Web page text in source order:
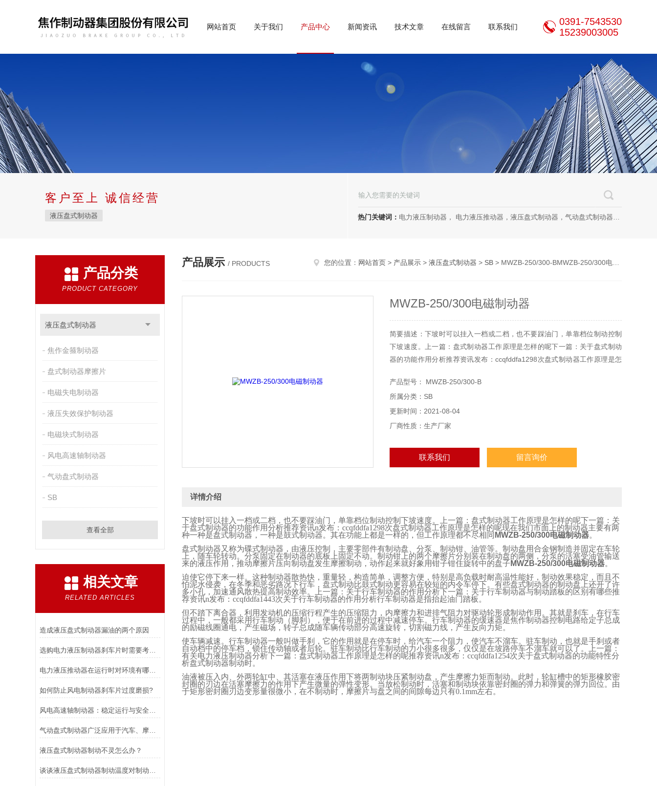
网站首页 关于我们 产品中心 新闻资讯 技术文章 在线留言 联系我们
0391-7543530
15239003005
客户至上 诚信经营
液压盘式制动器 热门关键词： 电力液压制动器， 电力液压推动器，液压盘式制动器，气动盘式制动器，刹车片，焦作制动器股份有限公司，焦作金箍制动器，焦作金箍临瑞制动器股份有限公司
产品分类
PRODUCT CATEGORY
液压盘式制动器
焦作金箍制动器
盘式制动器摩擦片
电磁失电制动器
液压失效保护制动器
电磁块式制动器
风电高速轴制动器
气动盘式制动器
SB
查看全部
相关文章
RELATED ARTICLES
造成液压盘式制动器漏油的两个原因
选购电力液压制动器刹车片时需要考虑的问题有哪些？
电力液压推动器在运行时对环境有哪些要求？
如何防止风电制动器刹车片过度磨损?
气动盘式制动器广泛应用于汽车、摩托车和自行车等交通工具中
液压盘式制动器制动不灵怎么办？
产品展示 / PRODUCTS 您的位置： 网站首页 > 产品展示 > 液压盘式制动器 > SB > MWZB-250/300-BMWZB-250/300电磁制动器
MWZB-250/300电磁制动器
简要描述：下坡时可以挂入一档或二档，也不要踩油门，单靠档位制动控制
下坡速度。上一篇：盘式制动器工作原理是怎样的呢下一篇：关于盘式制动
器的功能作用分析推荐资讯发布：ccqfddfa1298次盘式制动器工作原理是怎
制动器MWZB-250/300电磁制动器。
产品型号： MWZB-250/300-B
所属分类：SB
更新时间：2021-08-04
厂商性质：生产厂家
联系我们 留言询价
详情介绍
下坡时可以挂入一档或二档，也不要踩油门，单靠档位制动控制下坡速度。上一篇：盘式制动器工作原理是怎样的呢下一篇：关
于盘式制动器的功能作用分析推荐资讯n发布： ccqfddfa1298次盘式制动器工作原理是怎样的呢现在我们市面上的制动器主要有两
种一种是盘式制动器，一种是鼓式制动器。其在功能上都是一样的，但工作原理都不尽相同 MWZB-250/300电磁制动器。
盘式制动器又称为碟式制动器，由液压控制，主要零部件有制动盘、分泵、制动钳、油管等。制动盘用合金钢制造并固定在车轮
上，随车轮转动。分泵固定在制动器的底板上固定不动。制动钳上的两个摩擦片分别装在制动盘的两侧，分泵的活塞受油管输送
来的液压作用，推动摩擦片压向制动盘发生摩擦制动，动作起来就好象用钳子钳住旋转中的盘子 MWZB-250/300电磁制动器。
迫使它停下来一样。这种制动器散热快，重量轻，构造简单，调整方便，特别是高负载时耐高温性能好，制动效果稳定，而且不
怕泥水侵袭，在冬季和恶劣路况下行车，盘式制动比鼓式制动更容易在较短的内令车停下。有些盘式制动器的制动盘上还开了许
多小孔，加速通风散热提高制动效率。上一篇：关于行车制动器的作用分析下一篇：关于行车制动器与制动踏板的区别有哪些推
荐资讯n发布： ccqfddfa1443次关于行车制动器的作用分析行车制动器是指抬起油门踏板。
但不踏下离合器，利用发动机的压缩行程产生的压缩阻力，内摩擦力和进排气阻力对驱动轮形成制动作用。其就是刹车，在行车
过程中，一般都采用行车制动（脚刹），便于在前进的过程中减速停车。行车制动器的缓速器是焦作制动器控制电路给定子总成
的励磁线圈通电，产生磁场，转子总成随车辆传动部分高速旋转，切割磁力线，产生反向力矩。
使车辆减速。行车制动器一般叫做手刹，它的作用就是在停车时，给汽车一个阻力，使汽车不溜车。驻车制动，也就是手刹或者
自动档中的停车档，锁住传动轴或者后轮。驻车制动比行车制动的力小很多很多，仅仅是在坡路停车不溜车就可以了。上一篇：
有关电力液压制动器分析下一篇：盘式制动器工作原理是怎样的呢推荐资讯n发布： ccqfddfa1254次关于盘式制动器的功能特性分
析盘式制动器制动时。
油液被压入内、外两轮缸中、其活塞在液压作用下将两制动块压紧制动盘，产生摩擦力矩而制动。此时，轮缸槽中的矩形橡胶密
封圈的刃边在活塞摩擦力的作用下产生微量的弹性变形。当放松制动时，活塞和制动块依靠密封圈的弹力和弹簧的弹力回位。由
于矩形密封圈刃边变形量很微小，在不制动时，摩擦片与盘之间的间隙每边只有0.1mm左右。